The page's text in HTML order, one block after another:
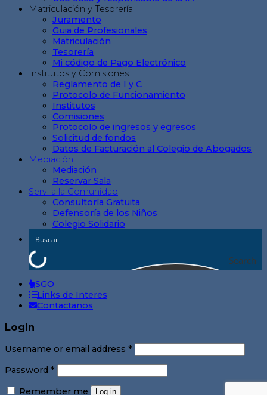
Matriculación y Tesorería
Juramento
Guia de Profesionales
Matriculación
Tesorería
Mi código de Pago Electrónico
Institutos y Comisiones
Reglamento de I y C
Protocolo de Funcionamiento
Institutos
Comisiones
Protocolo de ingresos y egresos
Solicitud de fondos
Datos de Facturación al Colegio de Abogados
Mediación
Mediación
Reservar Sala
Serv. a la Comunidad
Consultoría Gratuita
Defensoría de los Niños
Colegio Solidario
Search
SGO
Links de Interes
Contactanos
Login
Username or email address *
Password *
Remember me Log in